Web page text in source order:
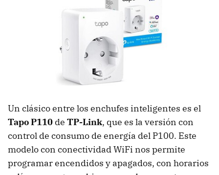
Un clásico entre los enchufes inteligentes es el
Tapo P110 de TP-Link, que es la versión con
control de consumo de energía del P100. Este
modelo con conectividad WiFi nos permite
programar encendidos y apagados, con horarios